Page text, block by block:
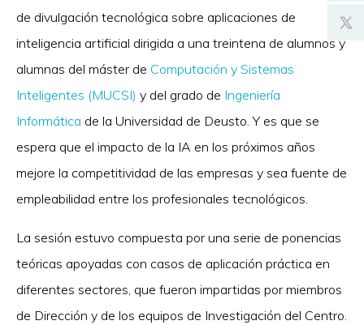
de divulgación tecnológica sobre aplicaciones de
inteligencia artificial dirigida a una treintena de alumnos y
alumnas del máster de Computación y Sistemas
Inteligentes (MUCSI) y del grado de Ingeniería
Informática de la Universidad de Deusto. Y es que se
espera que el impacto de la IA en los próximos años
mejore la competitividad de las empresas y sea fuente de
empleabilidad entre los profesionales tecnológicos.
La sesión estuvo compuesta por una serie de ponencias
teóricas apoyadas con casos de aplicación práctica en
diferentes sectores, que fueron impartidas por miembros
de Dirección y de los equipos de Investigación del Centro.